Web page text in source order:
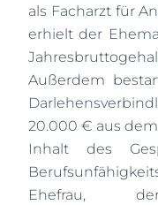
als Facharzt für
erhielt der
Außerdem
20.000 € aus
Inhalt des
Ehefrau,